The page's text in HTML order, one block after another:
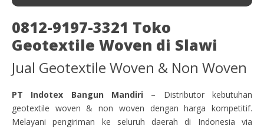
0812-9197-3321 Toko
Geotextile Woven di Slawi
Jual Geotextile Woven & Non Woven
PT Indotex Bangun Mandiri – Distributor kebutuhan
geotextile woven & non woven dengan harga kompetitif.
Melayani pengiriman ke seluruh daerah di Indonesia via